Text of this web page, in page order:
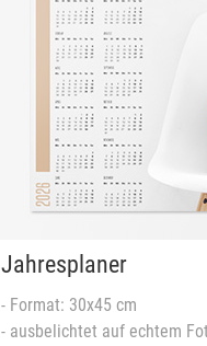
Jahresplaner
- Format: 30x45 cm
- ausbelichtet auf echtem
Format: 10x15 cm
ausbelichtet auf
Hoch- oder
Spiralbindung weiß
Seitenanzahl: 13
Startmonat frei
unterschiedliche
versandfertig in 3-5